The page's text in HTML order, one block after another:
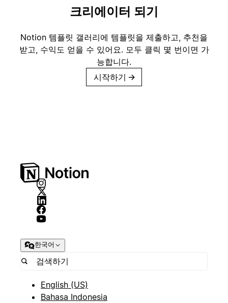
크리에이터 되기
Notion 템플릿 갤러리에 템플릿을 제출하고, 추천을
받고, 수익도 얻을 수 있어요. 모두 클릭 몇 번이면 가
능합니다.
시작하기 →
한국어
English (US)
Bahasa Indonesia